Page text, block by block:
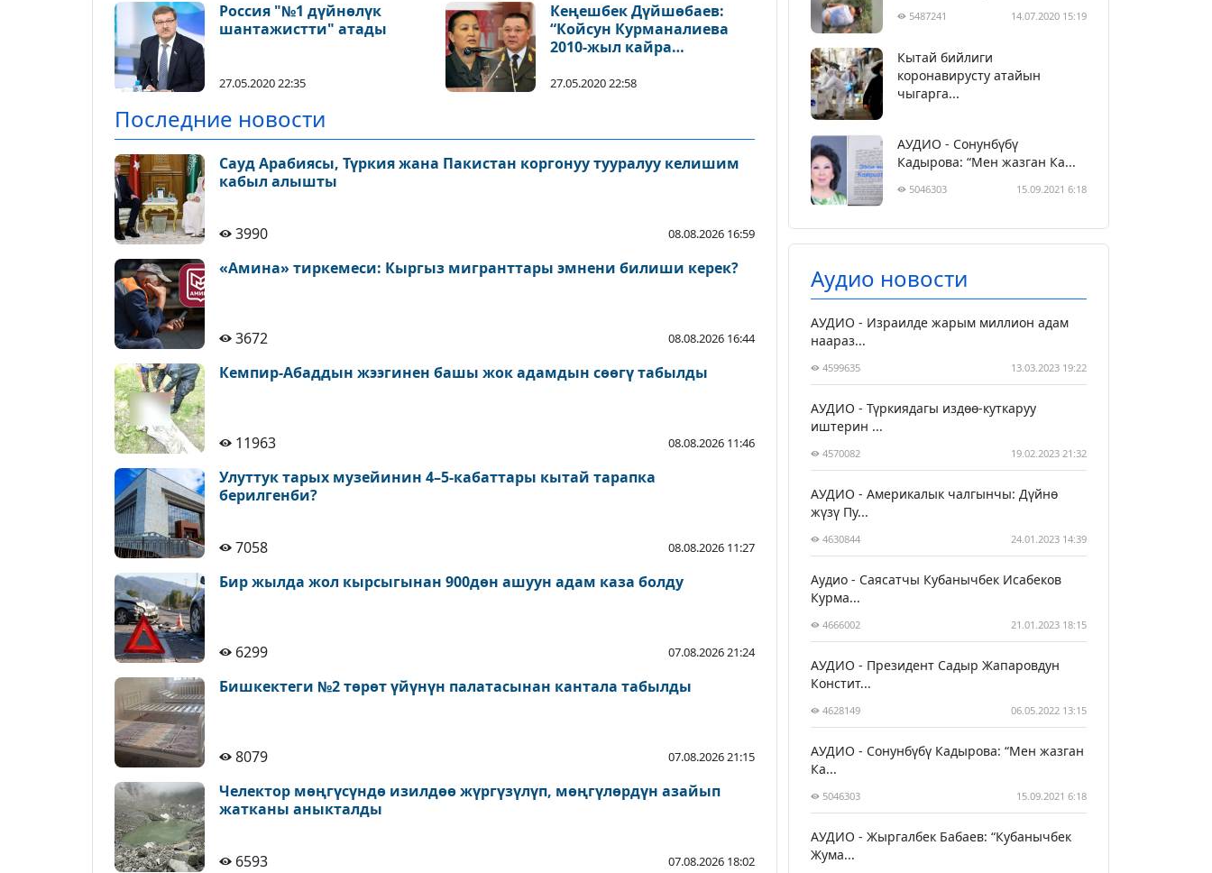
Россия "№1 дүйнөлүк
шантажистти" атады
27.05.2020 22:35
Кеңешбек Дүйшөбаев:
“Койсун Курманалиева
2010-жыл кайра
катышпайт элем” дегенин
27.05.2020 22:58
Последние новости
Сауд Арабиясы, Түркия жана Пакистан коргонуу тууралуу келишим
кабыл алышты
3990 08.08.2026 16:59
«Амина» тиркемеси: Кыргыз мигранттары эмнени билиши керек?
3672 08.08.2026 16:44
Кемпир-Абаддын жээгинен башы жок адамдын сөөгү табылды
11963 08.08.2026 11:46
Улуттук тарых музейинин 4–5-кабаттары кытай тарапка
берилгенби?
7058 08.08.2026 11:27
Бир жылда жол кырсыгынан 900дөн ашуун адам каза болду
6299 07.08.2026 21:24
Бишкектеги №2 төрөт үйүнүн палатасынан кантала табылды
8079 07.08.2026 21:15
Челектор мөңгүсүндө изилдөө жүргүзүлүп, мөңгүлөрдүн азайып
жатканы аныкталды
6593 07.08.2026 18:02
5487241 14.07.2020 15:19
Кытай бийлиги
коронавирусту атайын
чыгарга...
АУДИО - Сонунбүбү
Кадырова: “Мен жазган Ка...
5046303 15.09.2021 6:18
Аудио новости
АУДИО - Израилде жарым миллион адам
наараз...
4599635 13.03.2023 19:22
АУДИО - Түркиядагы издөө-куткаруу
иштерин ...
4570082 19.02.2023 21:32
АУДИО - Америкалык чалгынчы: Дүйнө
жүзү Пу...
4630844 24.01.2023 14:39
Аудио - Саясатчы Кубанычбек Исабеков
Курма...
4666002 21.01.2023 18:15
АУДИО - Президент Садыр Жапаровдун
Констит...
4628149 06.05.2022 13:15
АУДИО - Сонунбүбү Кадырова: “Мен жазган
Ка...
5046303 15.09.2021 6:18
АУДИО - Жыргалбек Бабаев: “Кубанычбек
Жума...